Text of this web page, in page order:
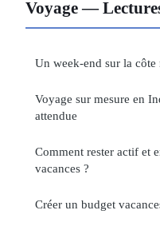
Voyage —
Un week-end sur la côte
Voyage sur mesure en
attendue
Comment rester actif et
vacances ?
Créer un budget